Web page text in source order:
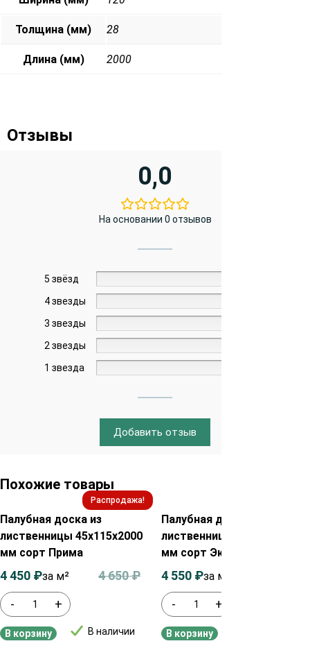
Толщина (мм) 28
Длина (мм) 2000
Отзывы
0,0
На основании 0 отзывов
5 звёзд
4 звезды
3 звезды
2 звезды
1 звезда
Добавить отзыв
Похожие товары
Распродажа!
Палубная доска из
лиственницы 45х115х2000
мм сорт Прима
- +
В наличии
4 650₽
4 450 ₽за м²
В корзину
Палубная доска из
лиственницы 35х115х2000
мм сорт Экстра
- +
4 550 ₽за м²
В корзину